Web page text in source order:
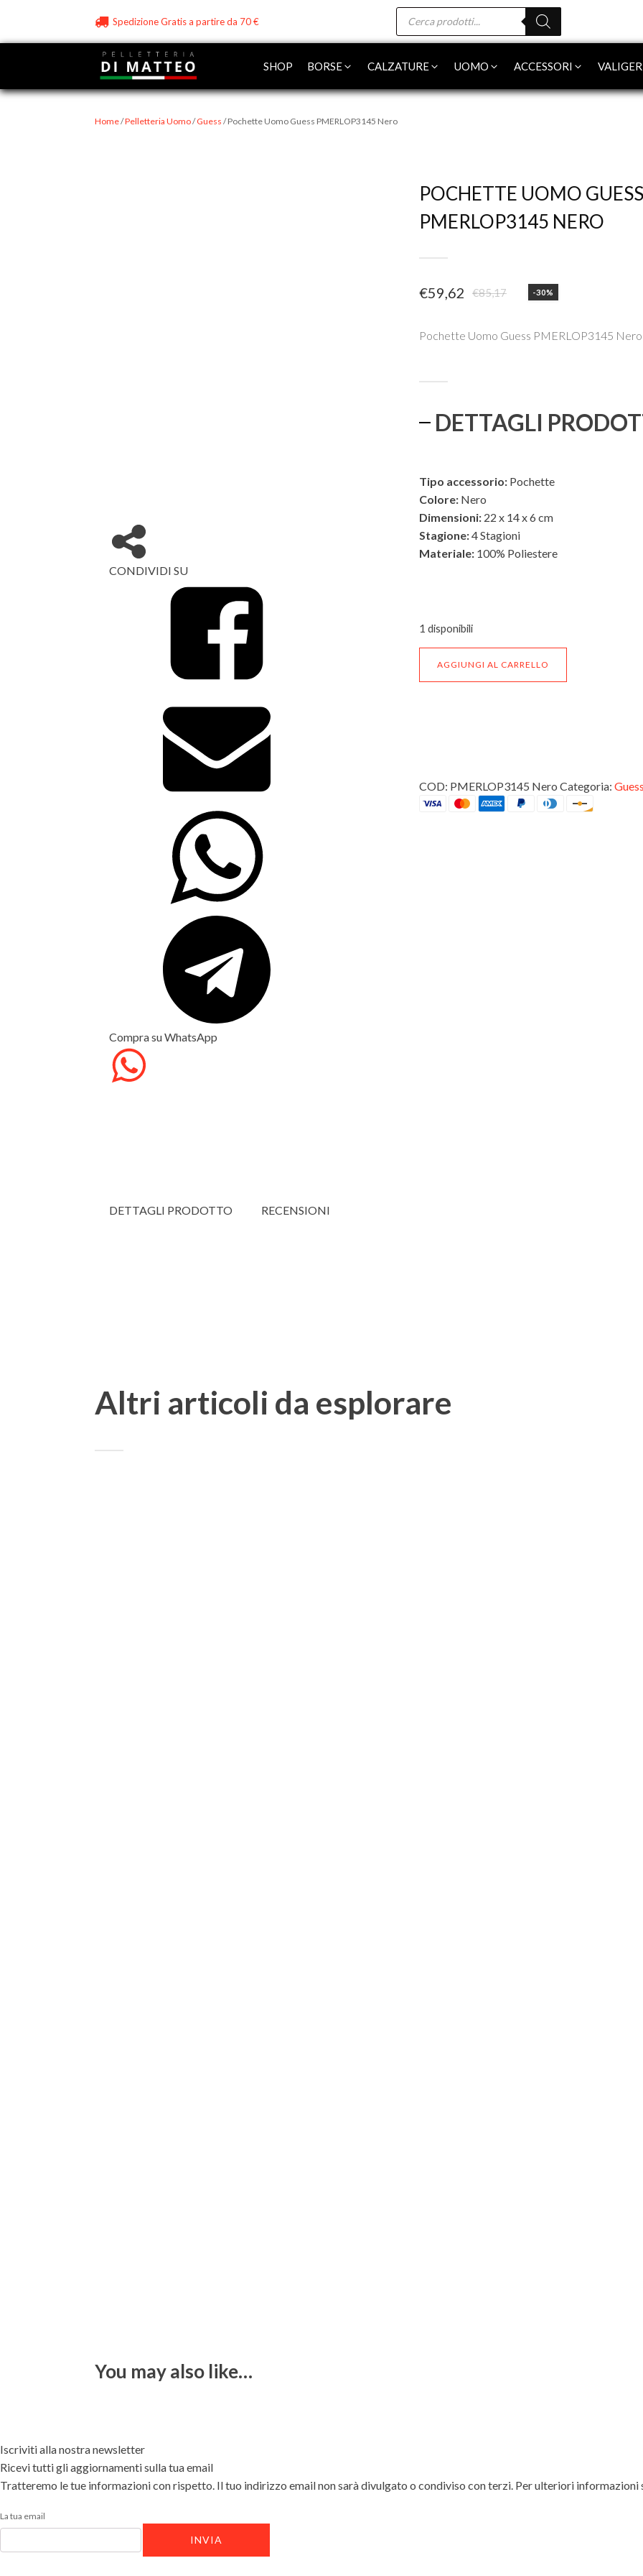
Spedizione Gratis a partire da 70 €
Products
SHOP BORSE CALZATURE UOMO ACCESSORI
Home/Pelletteria Uomo/Guess / Pochette Uomo Guess PMERLOP3145 Nero
CONDIVIDI SU
Compra su WhatsApp
POCHETTE UOMO GUESS
PMERLOP3145 NERO
€85,17
Il
€59,62
Il
-30%
Pochette Uomo Guess PMERLOP3145 Nero
DETTAGLI
Tipo accessorio: Pochette
Colore: Nero
Dimensioni: 22 x 14 x 6 cm
Stagione:4 Stagioni
Materiale: 100% Poliestere
INTERNO
1 disponibili
Pochette
AGGIUNGI AL CARRELLO
DETTAGLI PRODOTTO RECENSIONI
Altri articoli da esplorare
You may also like…
Iscriviti alla nostra newsletter
Ricevi tutti gli aggiornamenti sulla tua email
Tratteremo le tue informazioni con rispetto. Il tuo indirizzo email non sarà divulgato o condiviso con terzi. Per ulteriori
La tua email